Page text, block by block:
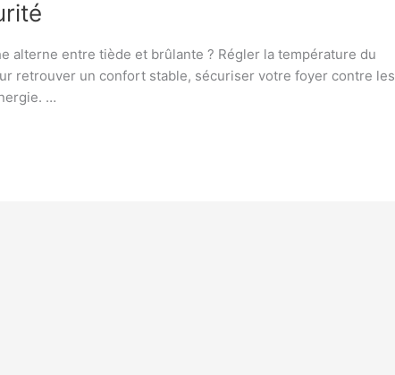
alterne entre tiède et brûlante ? Régler la température du
retrouver un confort stable, sécuriser votre foyer contre les
…